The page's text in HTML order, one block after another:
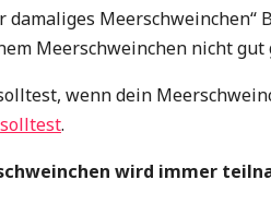
damaliges
Meerschweinchen nicht
wenn dein
.
wird immer